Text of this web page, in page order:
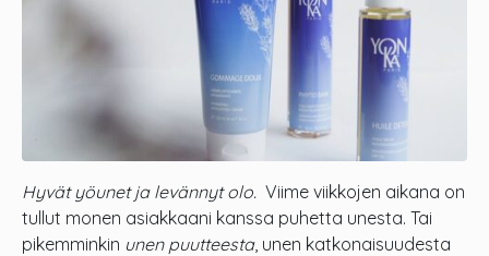
Hyvät yöunet ja levännyt olo. Viime viikkojen aikana on
tullut monen asiakkaani kanssa puhetta unesta. Tai
pikemminkin unen puutteesta, unen katkonaisuudesta